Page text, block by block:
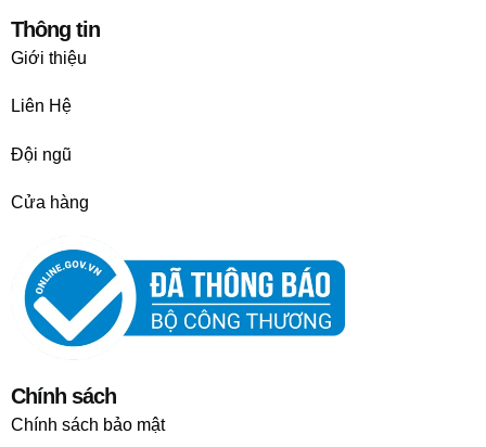
Thông tin
Giới thiệu
Liên Hệ
Đội ngũ
Cửa hàng
Chính sách
Chính sách bảo mật